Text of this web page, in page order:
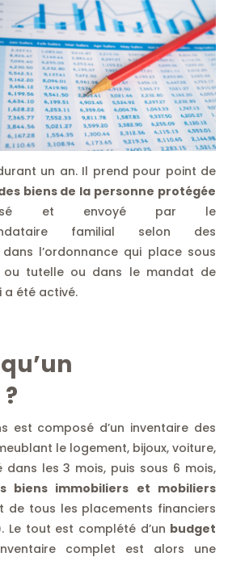
un an. Il prend pour point de
biens de la personne protégée
et envoyé par le
familial selon des
l’ordonnance qui place sous
ou tutelle ou dans le mandat de
été activé.
?
est composé d’un inventaire des
le logement, bijoux, voiture,
dans les 3 mois, puis sous 6 mois,
biens immobiliers et mobiliers
de tous les placements financiers
Le tout est complété d’un budget
complet est alors une